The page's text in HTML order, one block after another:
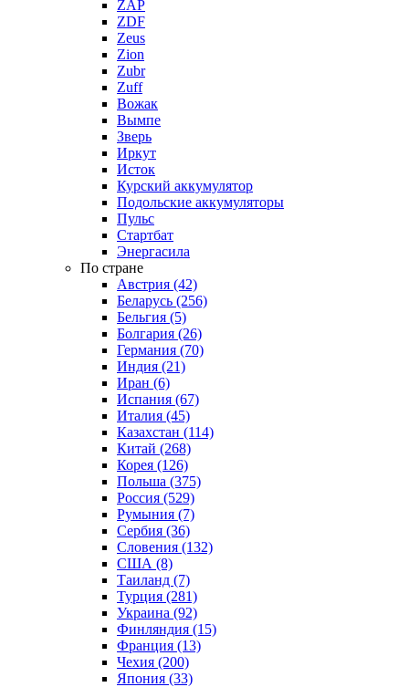
ZAP
ZDF
Zeus
Zion
Zubr
Zuff
Вожак
Вымпе
Зверь
Иркут
Исток
Курский аккумулятор
Подольские аккумуляторы
Пульс
Стартбат
Энергасила
По стране
Австрия (42)
Беларусь (256)
Бельгия (5)
Болгария (26)
Германия (70)
Индия (21)
Иран (6)
Испания (67)
Италия (45)
Казахстан (114)
Китай (268)
Корея (126)
Польша (375)
Россия (529)
Румыния (7)
Сербия (36)
Словения (132)
США (8)
Таиланд (7)
Турция (281)
Украина (92)
Финляндия (15)
Франция (13)
Чехия (200)
Япония (33)